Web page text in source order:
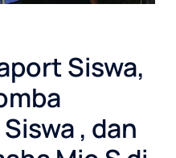
Siswa,
, dan